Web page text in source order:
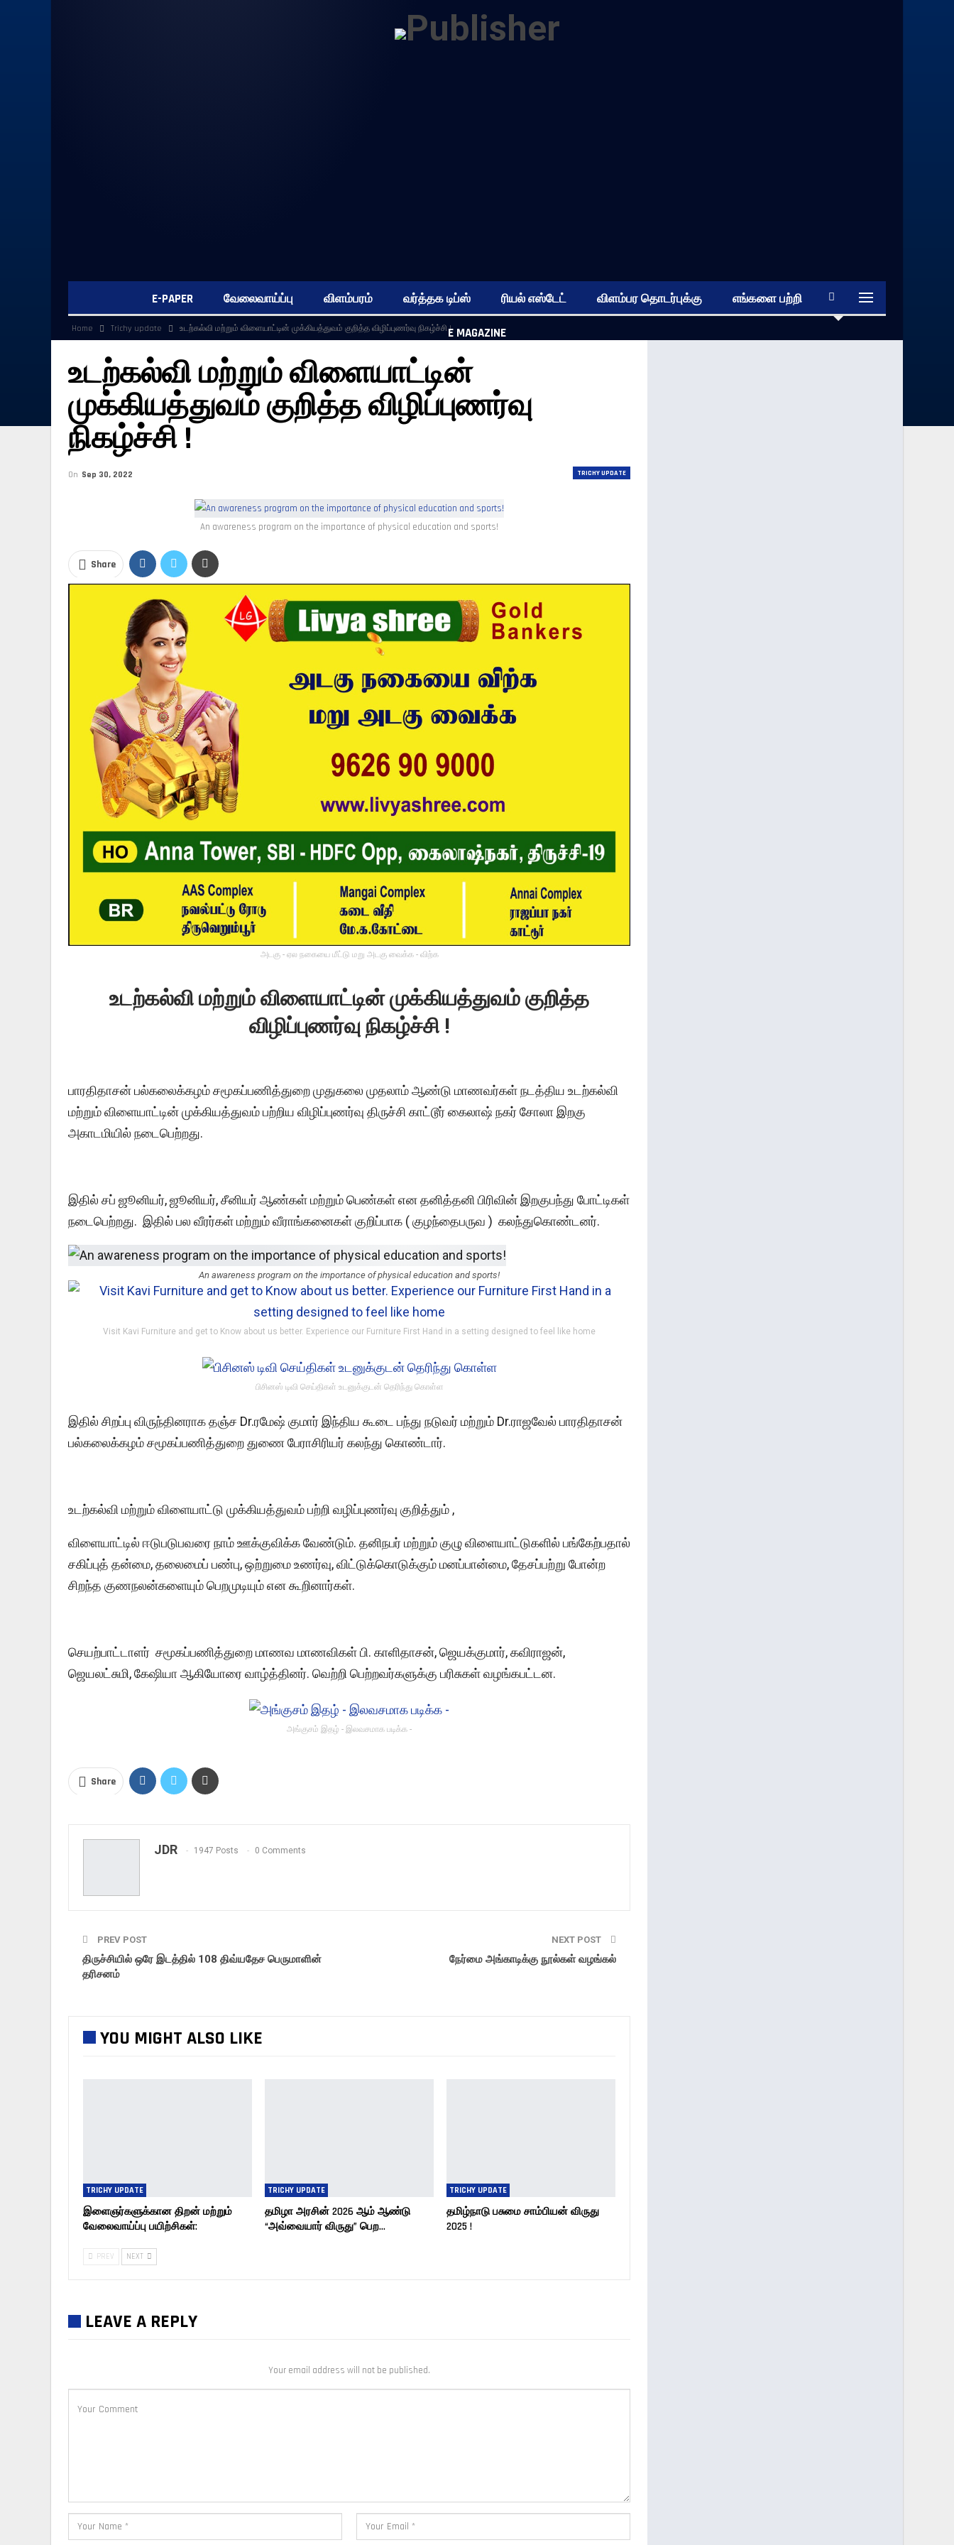
E-PAPER வேலைவாய்ப்பு விளம்பரம் வர்த்தக டிப்ஸ் ரியல் எஸ்டேட் விளம்பர தொடர்புக்கு எங்களை பற்றி
E MAGAZINE
Home Trichy update உடற்கல்வி மற்றும் விளையாட்டின் முக்கியத்துவம் குறித்த விழிப்புணர்வு நிகழ்ச்சி !
உடற்கல்வி மற்றும் விளையாட்டின்
முக்கியத்துவம் குறித்த விழிப்புணர்வு
நிகழ்ச்சி !
TRICHY UPDATE
On Sep 30, 2022
An awareness program on the importance of physical education and sports!
Share
அடகு - ஏல நகையை மீட்டு மறு அடகு வைக்க - விற்க
உடற்கல்வி மற்றும் விளையாட்டின் முக்கியத்துவம் குறித்த
விழிப்புணர்வு நிகழ்ச்சி !
பாரதிதாசன் பல்கலைக்கழம் சமூகப்பணித்துறை முதுகலை முதலாம் ஆண்டு மாணவர்கள் நடத்திய உடற்கல்வி
மற்றும் விளையாட்டின் முக்கியத்துவம் பற்றிய விழிப்புணர்வு திருச்சி காட்டூர் கைலாஷ் நகர் சோலா இறகு
அகாடமியில் நடைபெற்றது.
இதில் சப் ஜூனியர், ஜூனியர், சீனியர் ஆண்கள் மற்றும் பெண்கள் என தனித்தனி பிரிவின் இறகுபந்து போட்டிகள்
நடைபெற்றது. இதில் பல வீரர்கள் மற்றும் வீராங்கனைகள் குறிப்பாக ( குழந்தைபருவ ) கலந்துகொண்டனர்.
An awareness program on the importance of physical education and sports!
Visit Kavi Furniture and get to Know about us better. Experience our Furniture First Hand in a setting designed to feel like home
பிசினஸ் டிவி செய்திகள் உடனுக்குடன் தெரிந்து கொள்ள
இதில் சிறப்பு விருந்தினராக தஞ்ச Dr.ரமேஷ் குமார் இந்திய கூடை பந்து நடுவர் மற்றும் Dr.ராஜவேல் பாரதிதாசன்
பல்கலைக்கழம் சமூகப்பணித்துறை துணை பேராசிரியர் கலந்து கொண்டார்.
உடற்கல்வி மற்றும் விளையாட்டு முக்கியத்துவம் பற்றி வழிப்புணர்வு குறித்தும் ,
விளையாட்டில் ஈடுபடுபவரை நாம் ஊக்குவிக்க வேண்டும். தனிநபர் மற்றும் குழு விளையாட்டுகளில் பங்கேற்பதால்
சகிப்புத் தன்மை, தலைமைப் பண்பு, ஒற்றுமை உணர்வு, விட்டுக்கொடுக்கும் மனப்பான்மை, தேசப்பற்று போன்ற
சிறந்த குணநலன்களையும் பெறமுடியும் என கூறினார்கள்.
செயற்பாட்டாளர் சமூகப்பணித்துறை மாணவ மாணவிகள் பி. காளிதாசன், ஜெயக்குமார், கவிராஜன்,
ஜெயலட்சுமி, கேஷியா ஆகியோரை வாழ்த்தினர். வெற்றி பெற்றவர்களுக்கு பரிசுகள் வழங்கபட்டன.
அங்குசம் இதழ் - இலவசமாக படிக்க -
Share
JDR 1947 Posts 0 Comments
PREV POST
திருச்சியில் ஒரே இடத்தில் 108 திவ்யதேச பெருமாளின்
தரிசனம்
NEXT POST
நேர்மை அங்காடிக்கு நூல்கள் வழங்கல்
YOU MIGHT ALSO LIKE
TRICHY UPDATE
இளைஞர்களுக்கான திறன் மற்றும்
வேலைவாய்ப்பு பயிற்சிகள்:
TRICHY UPDATE
தமிழா அரசின் 2026 ஆம் ஆண்டு
“அவ்வையார் விருது” பெற…
TRICHY UPDATE
தமிழ்நாடு பசுமை சாம்பியன் விருது
2025 !
PREV NEXT
LEAVE A REPLY
Your email address will not be published.